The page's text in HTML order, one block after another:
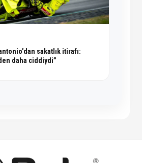
sakatlık itirafı:
daha ciddiydi”